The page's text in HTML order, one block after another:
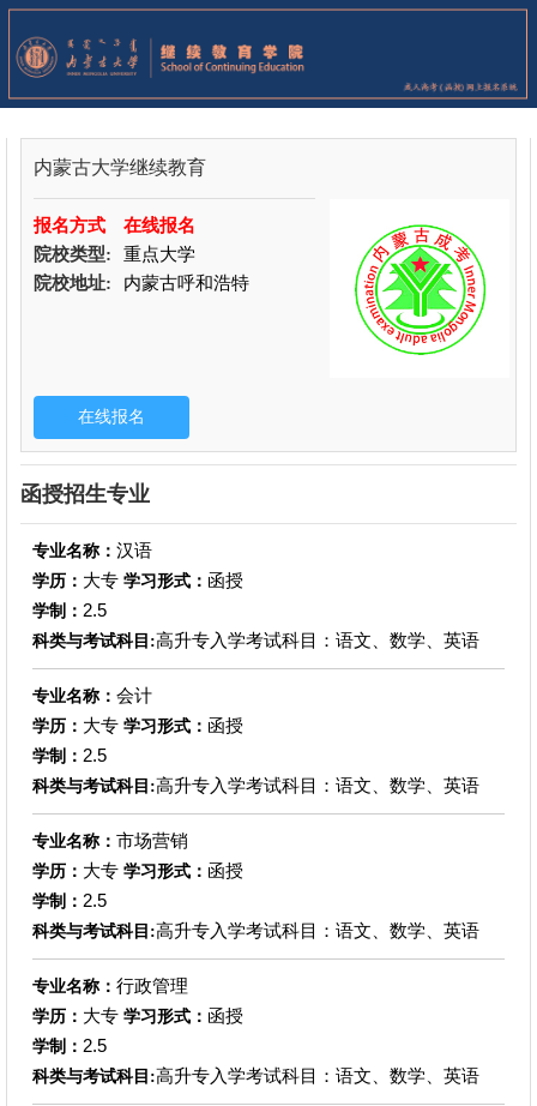
内蒙古大学继续教育
报名方式
在线报名
院校类型:
重点大学
院校地址:
内蒙古呼和浩特
函授招生专业
专业名称： 汉语
学历： 大专 学习形式： 函授
学制： 2.5
科类与考试科目:高升专入学考试科目：语文、数学、英语
专业名称： 会计
学历： 大专 学习形式： 函授
学制： 2.5
科类与考试科目:高升专入学考试科目：语文、数学、英语
专业名称： 市场营销
学历： 大专 学习形式： 函授
学制： 2.5
科类与考试科目:高升专入学考试科目：语文、数学、英语
专业名称： 行政管理
学历： 大专 学习形式： 函授
学制： 2.5
科类与考试科目:高升专入学考试科目：语文、数学、英语